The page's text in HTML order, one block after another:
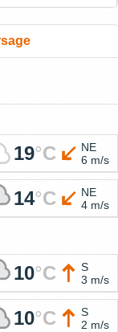
19°C
NE
6 m/s
14°C
NE
4 m/s
10°C
S
3 m/s
10°C
S
2 m/s